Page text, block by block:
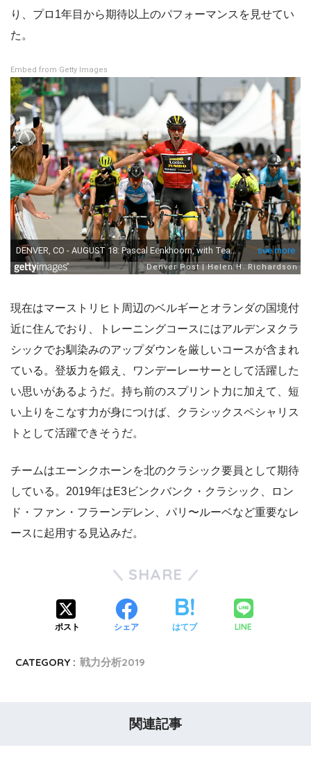
り、プロ1年目から期待以上のパフォーマンスを見せてい
た。
Embed from Getty Images
現在はマーストリヒト周辺のベルギーとオランダの国境付
近に住んでおり、トレーニングコースにはアルデンヌクラ
シックでお馴染みのアップダウンを厳しいコースが含まれ
ている。登坂力を鍛え、ワンデーレーサーとして活躍した
い思いがあるようだ。持ち前のスプリント力に加えて、短
い上りをこなす力が身につけば、クラシックスペシャリス
トとして活躍できそうだ。
チームはエーンクホーンを北のクラシック要員として期待
している。2019年はE3ビンクバンク・クラシック、ロン
ド・ファン・フラーンデレン、パリ〜ルーベなど重要なレ
ースに起用する見込みだ。
SHARE
ポスト シェア はてブ LINE
CATEGORY : 戦力分析2019
関連記事